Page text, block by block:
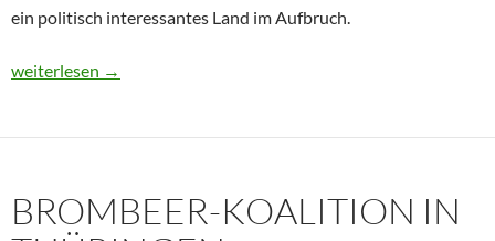
ein politisch interessantes Land im Aufbruch.
Usbekistan 2025: Unterwegs in einem Land im Aufbruch
weiterlesen →
BROMBEER-KOALITION IN